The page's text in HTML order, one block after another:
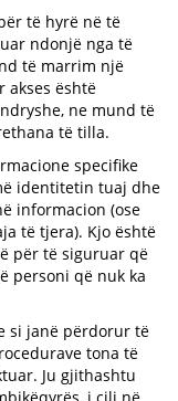
të hyrë në të
ndonjë nga të
të marrim një
akses është
ne mund të
të tilla.
specifike
identitetin tuaj dhe
informacion (ose
të tjera). Kjo është
për të siguruar që
personi që nuk ka
si janë përdorur të
tona të
Ju gjithashtu